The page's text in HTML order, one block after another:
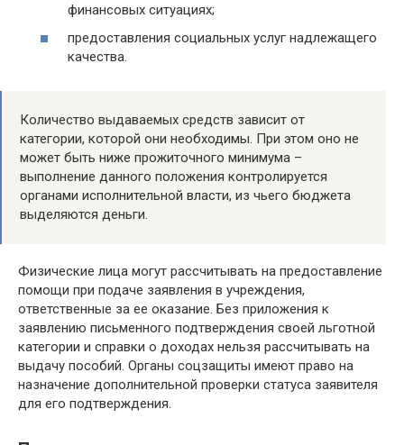
финансовых ситуациях;
предоставления социальных услуг надлежащего
качества.
Количество выдаваемых средств зависит от
категории, которой они необходимы. При этом оно не
может быть ниже прожиточного минимума –
выполнение данного положения контролируется
органами исполнительной власти, из чьего бюджета
выделяются деньги.
Физические лица могут рассчитывать на предоставление
помощи при подаче заявления в учреждения,
ответственные за ее оказание. Без приложения к
заявлению письменного подтверждения своей льготной
категории и справки о доходах нельзя рассчитывать на
выдачу пособий. Органы соцзащиты имеют право на
назначение дополнительной проверки статуса заявителя
для его подтверждения.